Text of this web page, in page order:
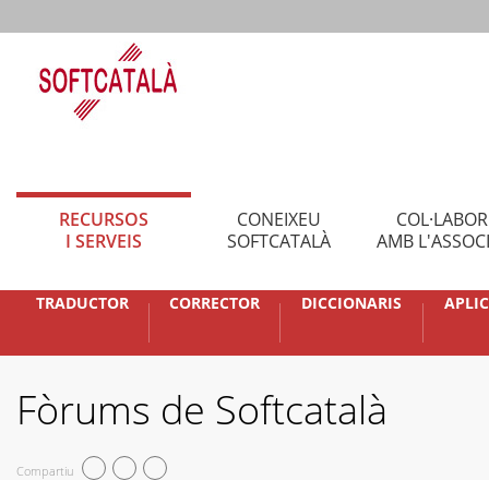
RECURSOS
I SERVEIS
CONEIXEU
SOFTCATALÀ
AMB
TRADUCTOR CORRECTOR DICCIONARIS
Fòrums de Softcatalà
Compartiu